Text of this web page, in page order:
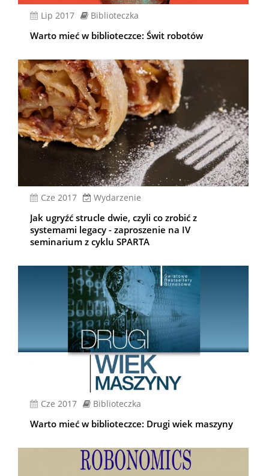
lip 2017 Biblioteczka
Warto mieć w biblioteczce: Świt robotów
cze 2017 Wydarzenie
Jak ugryźć strucle dwie, czyli co zrobić z
systemami legacy - zaproszenie na IV
seminarium z cyklu SPARTA
cze 2017 Biblioteczka
Warto mieć w biblioteczce: Drugi wiek maszyny